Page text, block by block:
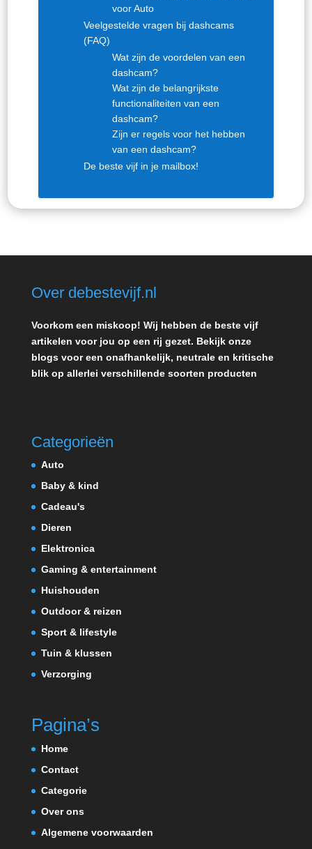
voor Auto
Veelgestelde vragen bij dashcams
(FAQ)
Wat zijn de voordelen van een
dashcam?
Wat zijn de belangrijkste
functionaliteiten van een
dashcam?
Zijn er regels voor het hebben
van een dashcam?
De beste vijf in je mailbox!
Over debestevijf.nl
Voorkom een miskoop! Wij hebben de beste vijf
artikelen voor jou op een rij gezet. Bekijk onze
blogs voor een onafhankelijk, neutrale en kritische
blik op allerlei verschillende soorten producten
Categorieën
Auto
Baby & kind
Cadeau's
Dieren
Elektronica
Gaming & entertainment
Huishouden
Outdoor & reizen
Sport & lifestyle
Tuin & klussen
Verzorging
Pagina’s
Home
Contact
Categorie
Over ons
Algemene voorwaarden